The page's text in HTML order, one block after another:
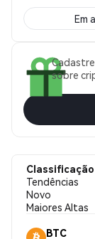
Em
sobre
Tendências
Novo
Maiores Altas
BTC